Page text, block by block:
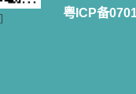
粤ICP备